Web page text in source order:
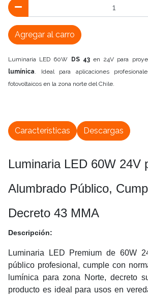
Agregar al carro
Luminaria LED 60W DS 43en 24V para
lumínica. Ideal para aplicaciones
fotovoltaicos en la zona norte del Chile.
Luminaria LED 60W 24V
Alumbrado Público,
Decreto 43 MMA
Descripción:
Luminaria LED Premium de 60W
público profesional, cumple con
lumínica para zona Norte, decreto
producto es ideal para usos en
Características Descargas